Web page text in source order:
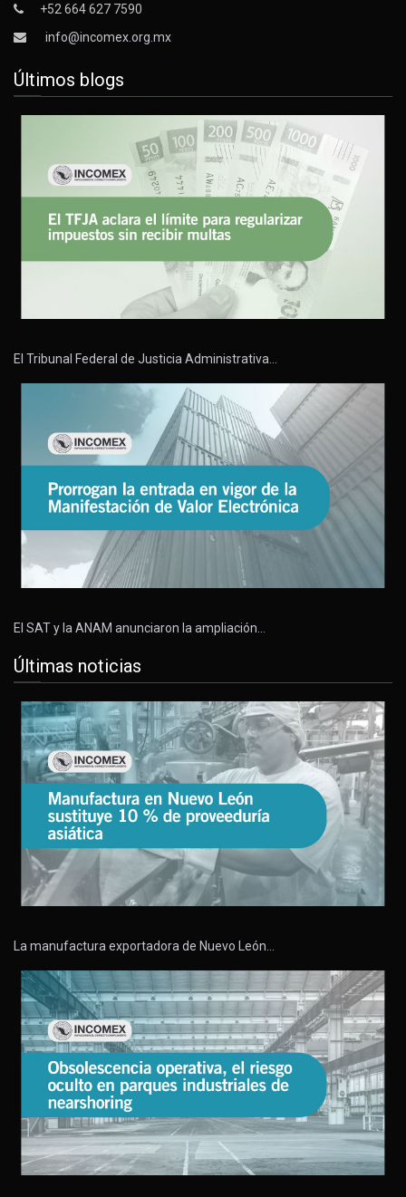
+52 664 627 7590
info@incomex.org.mx
Últimos blogs
El Tribunal Federal de Justicia Administrativa…
El SAT y la ANAM anunciaron la ampliación…
Últimas noticias
La manufactura exportadora de Nuevo León…